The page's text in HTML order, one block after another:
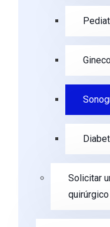
Solicitar
quirúrgico